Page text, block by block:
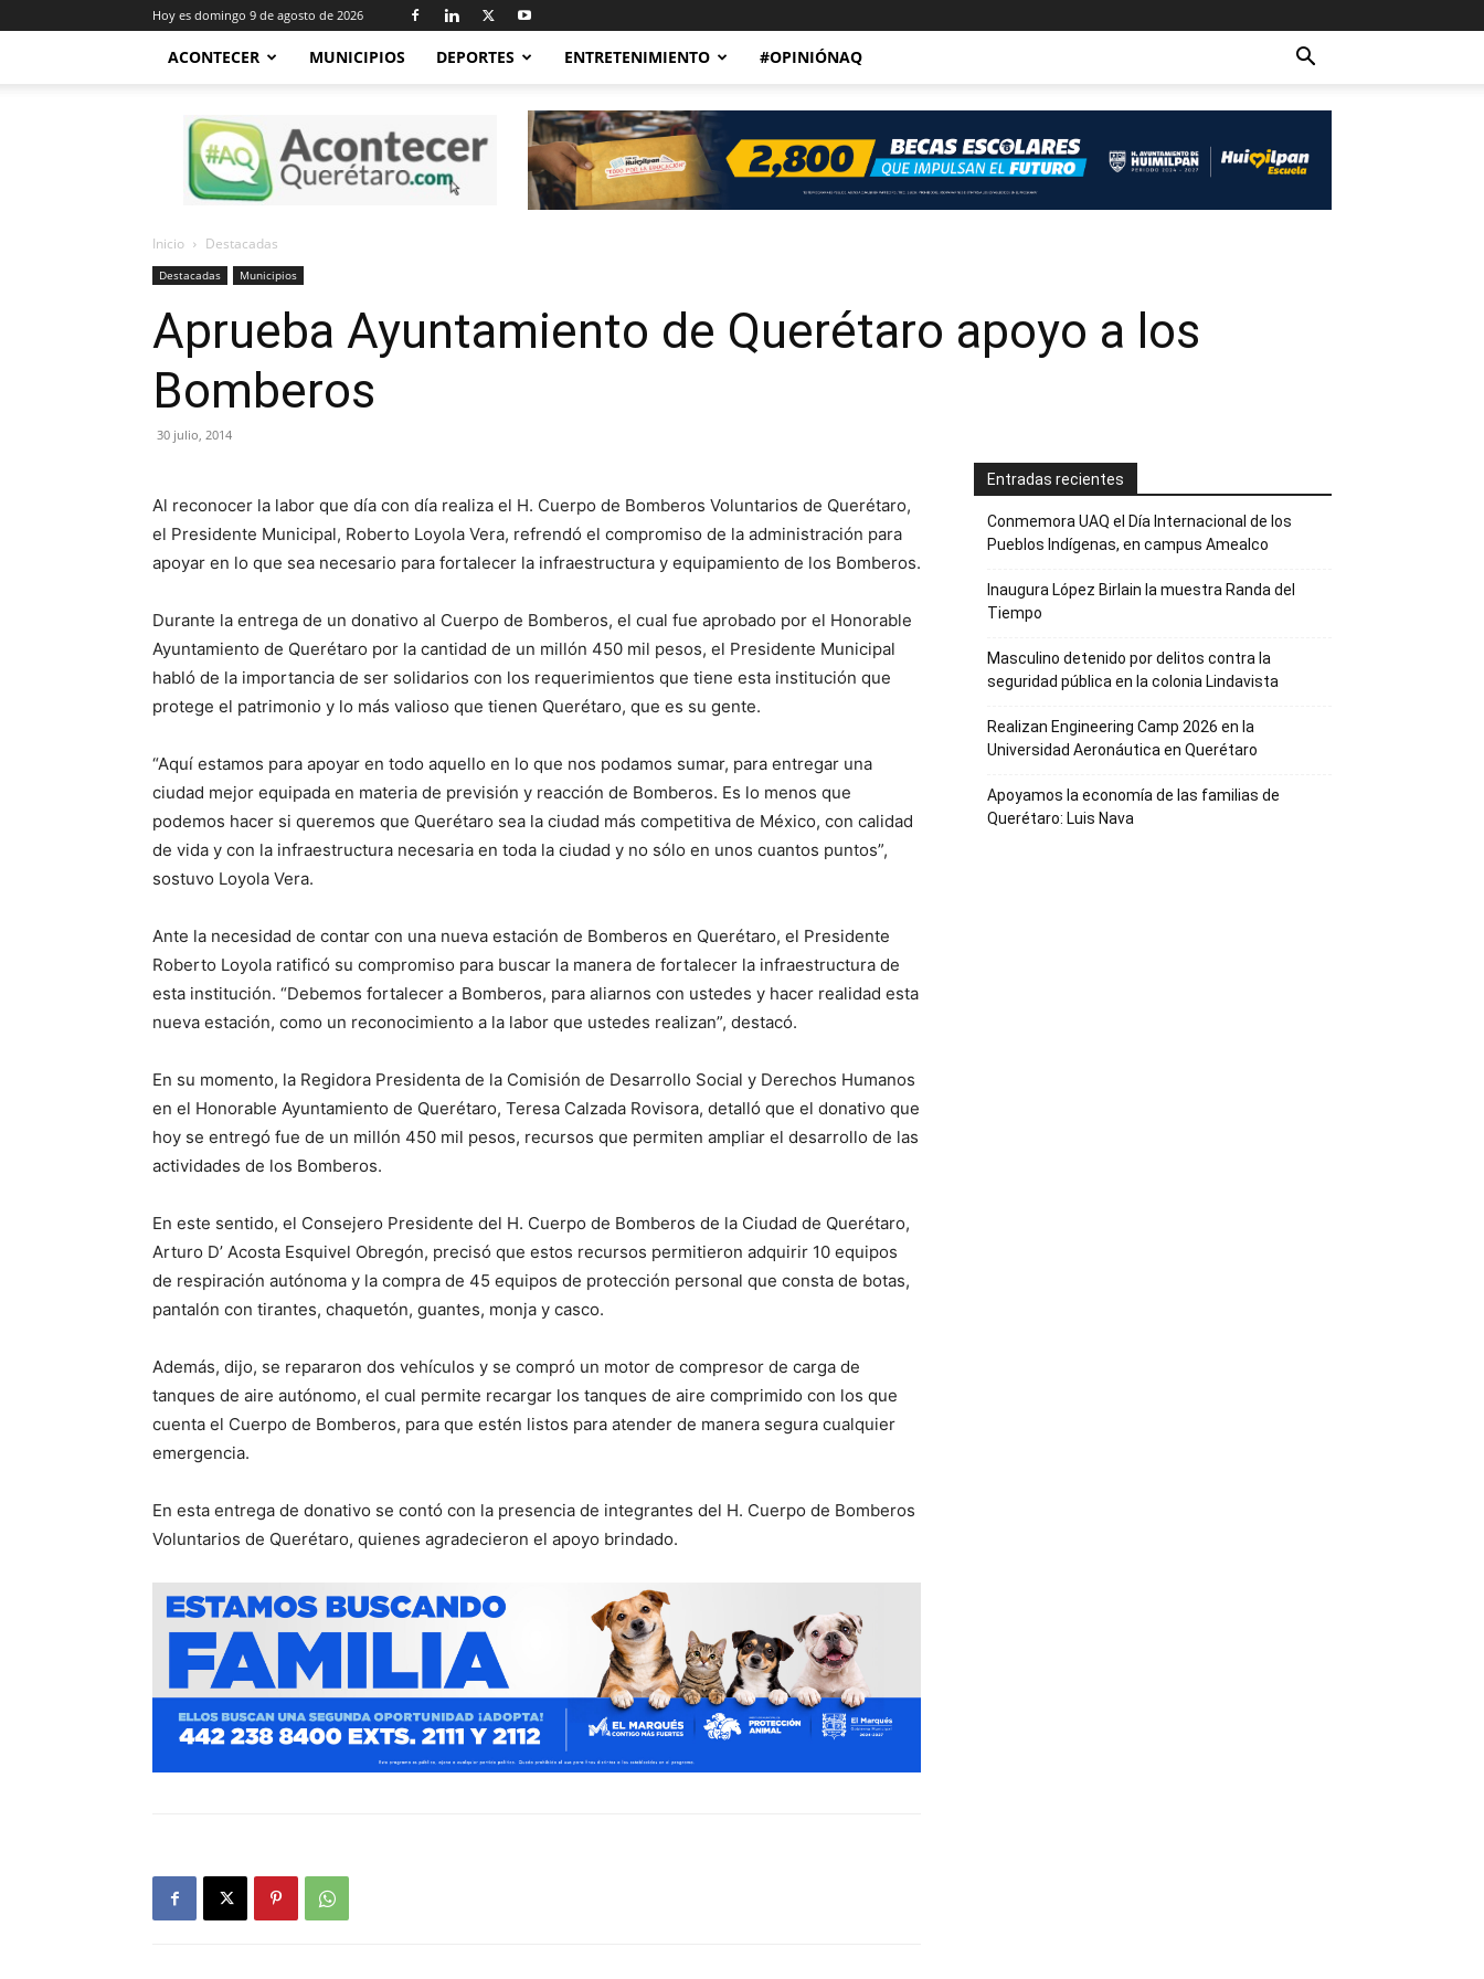
Hoy es domingo 9 de agosto de 2026
ACONTECER MUNICIPIOS DEPORTES ENTRETENIMIENTO #OPINIÓNAQ
Acontecer
Querétaro
Inicio Destacadas
Destacadas Municipios
Aprueba Ayuntamiento de Querétaro apoyo a los
Bomberos
30 julio, 2014
Al reconocer la labor que día con día realiza el H. Cuerpo de Bomberos Voluntarios de Querétaro,
el Presidente Municipal, Roberto Loyola Vera, refrendó el compromiso de la administración para
apoyar en lo que sea necesario para fortalecer la infraestructura y equipamiento de los Bomberos.
Durante la entrega de un donativo al Cuerpo de Bomberos, el cual fue aprobado por el Honorable
Ayuntamiento de Querétaro por la cantidad de un millón 450 mil pesos, el Presidente Municipal
habló de la importancia de ser solidarios con los requerimientos que tiene esta institución que
protege el patrimonio y lo más valioso que tienen Querétaro, que es su gente.
“Aquí estamos para apoyar en todo aquello en lo que nos podamos sumar, para entregar una
ciudad mejor equipada en materia de previsión y reacción de Bomberos. Es lo menos que
podemos hacer si queremos que Querétaro sea la ciudad más competitiva de México, con calidad
de vida y con la infraestructura necesaria en toda la ciudad y no sólo en unos cuantos puntos”,
sostuvo Loyola Vera.
Ante la necesidad de contar con una nueva estación de Bomberos en Querétaro, el Presidente
Roberto Loyola ratificó su compromiso para buscar la manera de fortalecer la infraestructura de
esta institución. “Debemos fortalecer a Bomberos, para aliarnos con ustedes y hacer realidad esta
nueva estación, como un reconocimiento a la labor que ustedes realizan”, destacó.
En su momento, la Regidora Presidenta de la Comisión de Desarrollo Social y Derechos Humanos
en el Honorable Ayuntamiento de Querétaro, Teresa Calzada Rovisora, detalló que el donativo que
hoy se entregó fue de un millón 450 mil pesos, recursos que permiten ampliar el desarrollo de las
actividades de los Bomberos.
En este sentido, el Consejero Presidente del H. Cuerpo de Bomberos de la Ciudad de Querétaro,
Arturo D’ Acosta Esquivel Obregón, precisó que estos recursos permitieron adquirir 10 equipos
de respiración autónoma y la compra de 45 equipos de protección personal que consta de botas,
pantalón con tirantes, chaquetón, guantes, monja y casco.
Además, dijo, se repararon dos vehículos y se compró un motor de compresor de carga de
tanques de aire autónomo, el cual permite recargar los tanques de aire comprimido con los que
cuenta el Cuerpo de Bomberos, para que estén listos para atender de manera segura cualquier
emergencia.
En esta entrega de donativo se contó con la presencia de integrantes del H. Cuerpo de Bomberos
Voluntarios de Querétaro, quienes agradecieron el apoyo brindado.
Entradas recientes
Conmemora UAQ el Día Internacional de los
Pueblos Indígenas, en campus Amealco
Inaugura López Birlain la muestra Randa del
Tiempo
Masculino detenido por delitos contra la
seguridad pública en la colonia Lindavista
Realizan Engineering Camp 2026 en la
Universidad Aeronáutica en Querétaro
Apoyamos la economía de las familias de
Querétaro: Luis Nava